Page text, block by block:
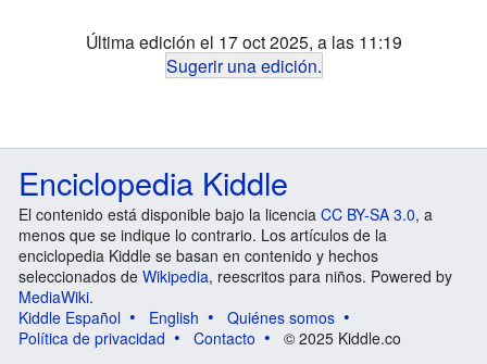
Última edición el 17 oct 2025, a las 11:19
Sugerir una edición.
Enciclopedia Kiddle
El contenido está disponible bajo la licencia CC BY-SA 3.0, a
menos que se indique lo contrario. Los artículos de la
enciclopedia Kiddle se basan en contenido y hechos
seleccionados de Wikipedia, reescritos para niños. Powered by
MediaWiki.
Kiddle Español
English
Quiénes somos
Política de privacidad
Contacto © 2025 Kiddle.co